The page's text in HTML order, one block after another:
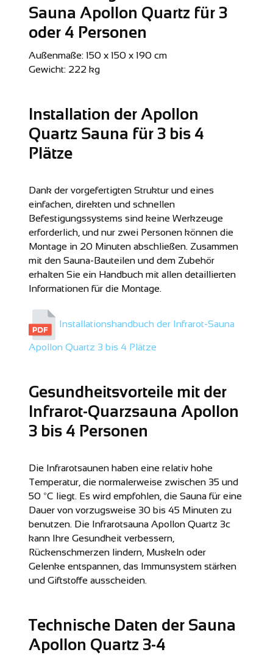
Sauna Apollon Quartz für 3
oder 4 Personen
Außenmaße: 150 x 150 x 190 cm
Gewicht: 222 kg
Installation der Apollon
Quartz Sauna für 3 bis 4
Plätze
Dank der vorgefertigten Struktur und eines
einfachen, direkten und schnellen
Befestigungssystems sind keine Werkzeuge
erforderlich, und nur zwei Personen können die
Montage in 20 Minuten abschließen. Zusammen
mit den Sauna-Bauteilen und dem Zubehör
erhalten Sie ein Handbuch mit allen detaillierten
Informationen für die Montage.
Installationshandbuch der Infrarot-Sauna
Apollon Quartz 3 bis 4 Plätze
Gesundheitsvorteile mit der
Infrarot-Quarzsauna Apollon
3 bis 4 Personen
Die Infrarotsaunen haben eine relativ hohe
Temperatur, die normalerweise zwischen 35 und
50 ºC liegt. Es wird empfohlen, die Sauna für eine
Dauer von vorzugsweise 30 bis 45 Minuten zu
benutzen. Die Infrarotsauna Apollon Quartz 3c
kann Ihre Gesundheit verbessern,
Rückenschmerzen lindern, Muskeln oder
Gelenke entspannen, das Immunsystem stärken
und Giftstoffe ausscheiden.
Technische Daten der Sauna
Apollon Quartz 3-4